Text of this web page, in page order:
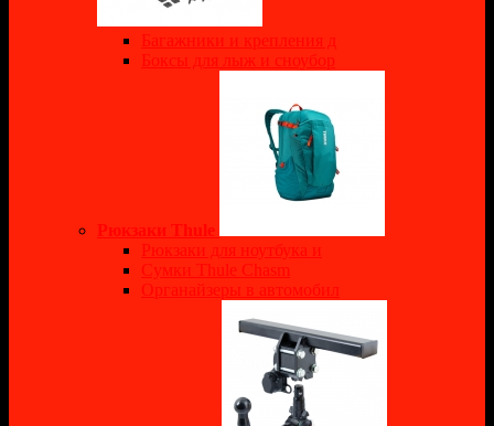
Багажники и крепления д
Боксы для лыж и сноубор
Рюкзаки Thule
Рюкзаки для ноутбука и
Сумки Thule Chasm
Органайзеры в автомобил